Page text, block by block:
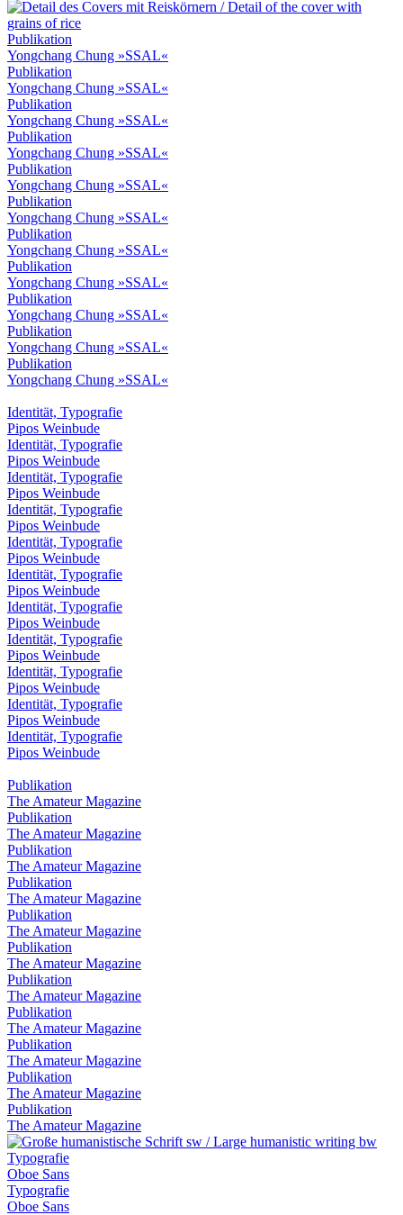
Publikation
Yongchang Chung »SSAL«
Publikation
Yongchang Chung »SSAL«
Publikation
Yongchang Chung »SSAL«
Publikation
Yongchang Chung »SSAL«
Publikation
Yongchang Chung »SSAL«
Publikation
Yongchang Chung »SSAL«
Publikation
Yongchang Chung »SSAL«
Publikation
Yongchang Chung »SSAL«
Publikation
Yongchang Chung »SSAL«
Publikation
Yongchang Chung »SSAL«
Publikation
Yongchang Chung »SSAL«
Identität, Typografie
Pipos Weinbude
Identität, Typografie
Pipos Weinbude
Identität, Typografie
Pipos Weinbude
Identität, Typografie
Pipos Weinbude
Identität, Typografie
Pipos Weinbude
Identität, Typografie
Pipos Weinbude
Identität, Typografie
Pipos Weinbude
Identität, Typografie
Pipos Weinbude
Identität, Typografie
Pipos Weinbude
Identität, Typografie
Pipos Weinbude
Identität, Typografie
Pipos Weinbude
Publikation
The Amateur Magazine
Publikation
The Amateur Magazine
Publikation
The Amateur Magazine
Publikation
The Amateur Magazine
Publikation
The Amateur Magazine
Publikation
The Amateur Magazine
Publikation
The Amateur Magazine
Publikation
The Amateur Magazine
Publikation
The Amateur Magazine
Publikation
The Amateur Magazine
Publikation
The Amateur Magazine
Typografie
Oboe Sans
Typografie
Oboe Sans